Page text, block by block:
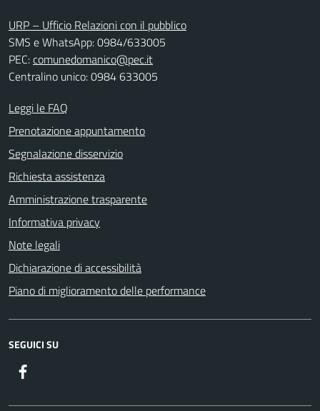
URP – Ufficio Relazioni con il pubblico
SMS e WhatsApp: 0984/633005
PEC:comunedomanico@pec.it
Centralino unico: 0984 633005
Leggi le FAQ
Prenotazione appuntamento
Segnalazione disservizio
Richiesta assistenza
Amministrazione trasparente
Informativa privacy
Note legali
Dichiarazione di accessibilità
Piano di miglioramento delle performance
SEGUICI SU